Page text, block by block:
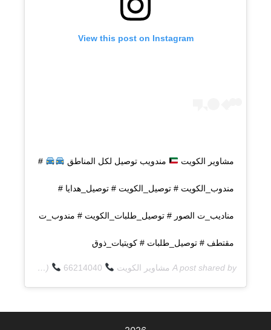
View this post on Instagram
مشاوير الكويت مندويب توصيل لكل المناطق #
مندوب_الكويت # توصيل_الكويت # توصيل_هدايا #
مناديب_ت الصور # توصيل_طلبات_الكويت # مندوب_ت
مقتطف # توصيل_طلبات # كويتيات_ذوق
A post shared by مشاوير الكويت (@q8deliverycom) on